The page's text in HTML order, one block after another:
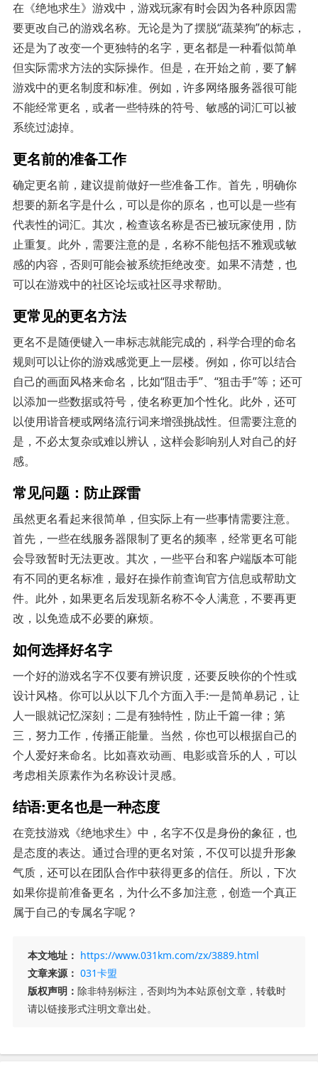
在《绝地求生》游戏中，游戏玩家有时会因为各种原因需
要更改自己的游戏名称。无论是为了摆脱“蔬菜狗”的标志，
还是为了改变一个更独特的名字，更名都是一种看似简单
但实际需求方法的实际操作。但是，在开始之前，要了解
游戏中的更名制度和标准。例如，许多网络服务器很可能
不能经常更名，或者一些特殊的符号、敏感的词汇可以被
系统过滤掉。
更名前的准备工作
确定更名前，建议提前做好一些准备工作。首先，明确你
想要的新名字是什么，可以是你的原名，也可以是一些有
代表性的词汇。其次，检查该名称是否已被玩家使用，防
止重复。此外，需要注意的是，名称不能包括不雅观或敏
感的内容，否则可能会被系统拒绝改变。如果不清楚，也
可以在游戏中的社区论坛或社区寻求帮助。
更常见的更名方法
更名不是随便键入一串标志就能完成的，科学合理的命名
规则可以让你的游戏感觉更上一层楼。例如，你可以结合
自己的画面风格来命名，比如“阻击手”、“狙击手”等；还可
以添加一些数据或符号，使名称更加个性化。此外，还可
以使用谐音梗或网络流行词来增强挑战性。但需要注意的
是，不必太复杂或难以辨认，这样会影响别人对自己的好
感。
常见问题：防止踩雷
虽然更名看起来很简单，但实际上有一些事情需要注意。
首先，一些在线服务器限制了更名的频率，经常更名可能
会导致暂时无法更改。其次，一些平台和客户端版本可能
有不同的更名标准，最好在操作前查询官方信息或帮助文
件。此外，如果更名后发现新名称不令人满意，不要再更
改，以免造成不必要的麻烦。
如何选择好名字
一个好的游戏名字不仅要有辨识度，还要反映你的个性或
设计风格。你可以从以下几个方面入手:一是简单易记，让
人一眼就记忆深刻；二是有独特性，防止千篇一律；第
三，努力工作，传播正能量。当然，你也可以根据自己的
个人爱好来命名。比如喜欢动画、电影或音乐的人，可以
考虑相关原素作为名称设计灵感。
结语:更名也是一种态度
在竞技游戏《绝地求生》中，名字不仅是身份的象征，也
是态度的表达。通过合理的更名对策，不仅可以提升形象
气质，还可以在团队合作中获得更多的信任。所以，下次
如果你提前准备更名，为什么不多加注意，创造一个真正
属于自己的专属名字呢？
本文地址： https://www.031km.com/zx/3889.html
文章来源： 031卡盟
版权声明： 除非特别标注，否则均为本站原创文章，转载时
请以链接形式注明文章出处。